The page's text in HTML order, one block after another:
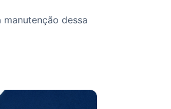
dessa